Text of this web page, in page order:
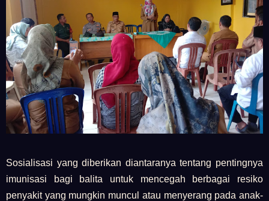
Sosialisasi yang diberikan diantaranya tentang pentingnya
imunisasi bagi balita untuk mencegah berbagai resiko
penyakit yang mungkin muncul atau menyerang pada anak-